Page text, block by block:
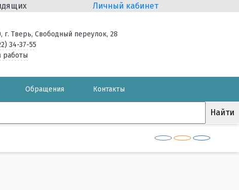
Личный кабинет
г. Тверь, Свободный переулок, 28
34-37-55
работы
Обращения Контакты